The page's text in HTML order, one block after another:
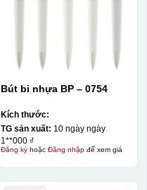
Bút bi nhựa BP – 0754
Kích thước:
TG sản xuất: 10 ngày ngày
1**000 ₫
Đăng kýhoặc Đăng nhậpđể xem giá